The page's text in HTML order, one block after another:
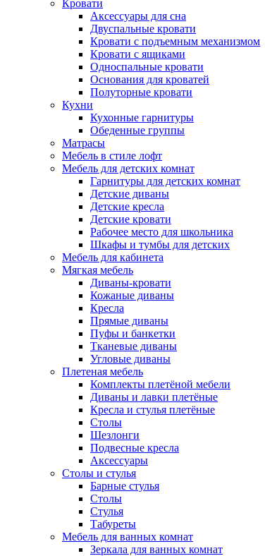
Кровати
Аксессуары для сна
Двуспальные кровати
Кровати с подъемным механизмом
Кровати с ящиками
Односпальные кровати
Основания для кроватей
Полуторные кровати
Кухни
Кухонные гарнитуры
Обеденные группы
Матрасы
Мебель в стиле лофт
Мебель для детских комнат
Гарнитуры для детских комнат
Детские диваны
Детские кресла
Детские кровати
Рабочее место для школьника
Шкафы и тумбы для детских
Мебель для кабинета
Мягкая мебель
Диваны-кровати
Кожаные диваны
Кресла
Прямые диваны
Пуфы и банкетки
Тканевые диваны
Угловые диваны
Плетеная мебель
Комплекты плетёной мебели
Диваны и лавки плетёные
Кресла и стулья плетёные
Столы
Шезлонги
Подвесные кресла
Аксессуары
Столы и стулья
Барные стулья
Столы
Стулья
Табуреты
Мебель для ванных комнат
Зеркала для ванных комнат